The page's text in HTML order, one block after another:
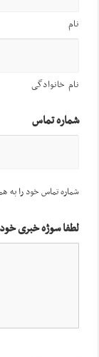
نام
نام خانوادگی
شماره تماس
شماره تماس خود را به
لطفا سوژه خبری خود